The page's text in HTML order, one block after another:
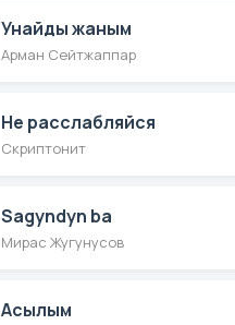
Унайды жаным
Арман Сейтжаппар
Не расслабляйся
Скриптонит
Sagyndyn ba
Мирас Жугунусов
Асылым